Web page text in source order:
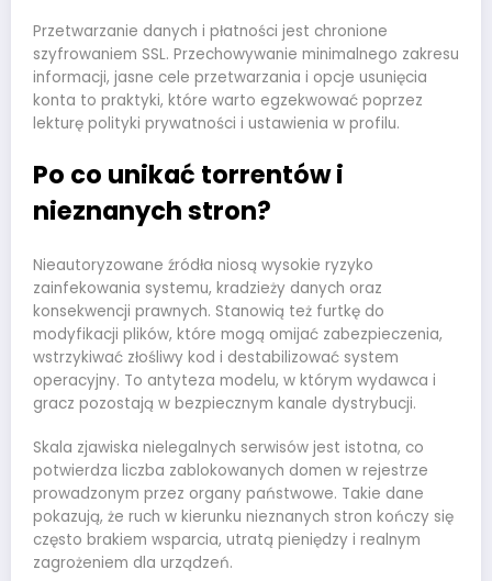
Przetwarzanie danych i płatności jest chronione
szyfrowaniem SSL. Przechowywanie minimalnego zakresu
informacji, jasne cele przetwarzania i opcje usunięcia
konta to praktyki, które warto egzekwować poprzez
lekturę polityki prywatności i ustawienia w profilu.
Po co unikać torrentów i
nieznanych stron?
Nieautoryzowane źródła niosą wysokie ryzyko
zainfekowania systemu, kradzieży danych oraz
konsekwencji prawnych. Stanowią też furtkę do
modyfikacji plików, które mogą omijać zabezpieczenia,
wstrzykiwać złośliwy kod i destabilizować system
operacyjny. To antyteza modelu, w którym wydawca i
gracz pozostają w bezpiecznym kanale dystrybucji.
Skala zjawiska nielegalnych serwisów jest istotna, co
potwierdza liczba zablokowanych domen w rejestrze
prowadzonym przez organy państwowe. Takie dane
pokazują, że ruch w kierunku nieznanych stron kończy się
często brakiem wsparcia, utratą pieniędzy i realnym
zagrożeniem dla urządzeń.